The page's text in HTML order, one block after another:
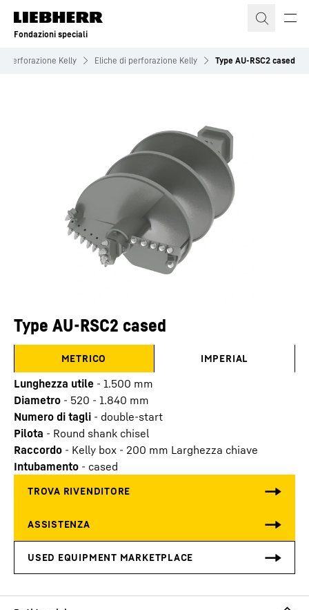
Fondazioni speciali
perforazione Kelly Eliche di perforazione Kelly Type AU-RSC2 cased
Type AU-RSC2 cased
METRICO IMPERIAL
Lunghezza utile - 1.500 mm
Diametro - 520 - 1.840 mm
Numero di tagli - double-start
Pilota - Round shank chisel
Raccordo - Kelly box - 200 mm Larghezza chiave
Intubamento - cased